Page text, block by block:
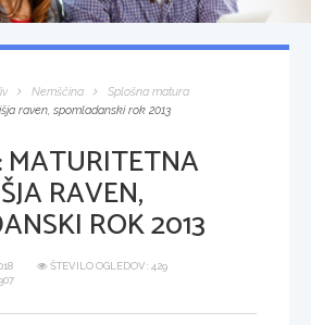
Nemščina
Splošna matura
raven, spomladanski rok 2013
MATURITETNA
RAVEN,
ROK 2013
ŠTEVILO OGLEDOV: 429